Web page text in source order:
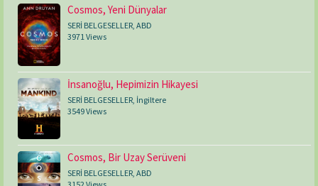
Cosmos, Yeni Dünyalar
SERİ BELGESELLER, ABD
3971 Views
İnsanoğlu, Hepimizin Hikayesi
SERİ BELGESELLER, İngiltere
3549 Views
Cosmos, Bir Uzay Serüveni
SERİ BELGESELLER ABD